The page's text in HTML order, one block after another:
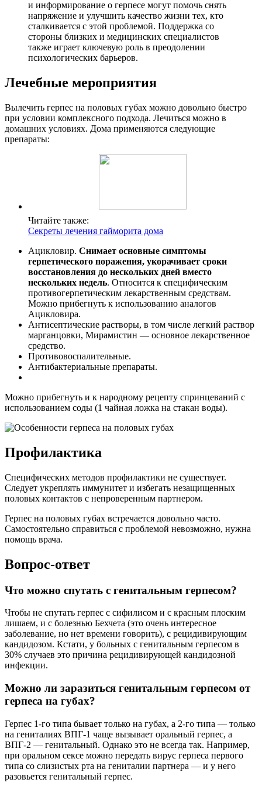
и информирование о герпесе могут помочь снять
напряжение и улучшить качество жизни тех, кто
сталкивается с этой проблемой. Поддержка со
стороны близких и медицинских специалистов
также играет ключевую роль в преодолении
психологических барьеров.
Лечебные мероприятия
Вылечить герпес на половых губах можно довольно быстро
при условии комплексного подхода. Лечиться можно в
домашних условиях. Дома применяются следующие
препараты:
Читайте также:
Секреты лечения гайморита дома
Ацикловир. Снимает основные симптомы
герпетического поражения, укорачивает сроки
восстановления до нескольких дней вместо
нескольких недель. Относится к специфическим
противогерпетическим лекарственным средствам.
Можно прибегнуть к использованию аналогов
Ацикловира.
Антисептические растворы, в том числе легкий раствор
марганцовки, Мирамистин — основное лекарственное
средство.
Противовоспалительные.
Антибактериальные препараты.
Можно прибегнуть и к народному рецепту спринцеваний с
использованием соды (1 чайная ложка на стакан воды).
Профилактика
Специфических методов профилактики не существует.
Следует укреплять иммунитет и избегать незащищенных
половых контактов с непроверенным партнером.
Герпес на половых губах встречается довольно часто.
Самостоятельно справиться с проблемой невозможно, нужна
помощь врача.
Вопрос-ответ
Что можно спутать с генитальным герпесом?
Чтобы не спутать герпес с сифилисом и с красным плоским
лишаем, и с болезнью Бехчета (это очень интересное
заболевание, но нет времени говорить), с рецидивирующим
кандидозом. Кстати, у больных с генитальным герпесом в
30% случаев это причина рецидивирующей кандидозной
инфекции.
Можно ли заразиться генитальным герпесом от
герпеса на губах?
Герпес 1-го типа бывает только на губах, а 2-го типа — только
на гениталиях ВПГ-1 чаще вызывает оральный герпес, а
ВПГ-2 — генитальный. Однако это не всегда так. Например,
при оральном сексе можно передать вирус герпеса первого
типа со слизистых рта на гениталии партнера — и у него
разовьется генитальный герпес.